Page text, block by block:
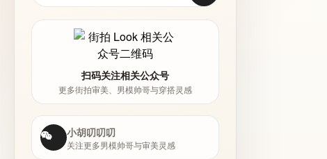
扫码关注相关公众号
更多街拍审美、男模帅哥与穿搭灵感
小胡叨叨叨
关注更多男模帅哥与审美灵感